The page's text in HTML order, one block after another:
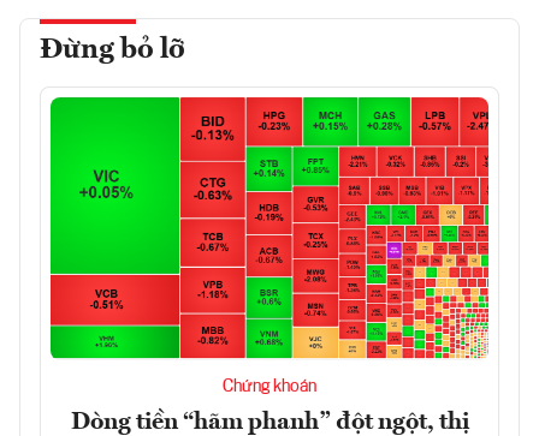
Đừng bỏ lỡ
Chứng khoán
Dòng tiền “hãm phanh” đột ngột, thị